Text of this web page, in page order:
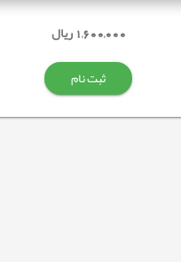
1,600,000 ریال
ثبت نام